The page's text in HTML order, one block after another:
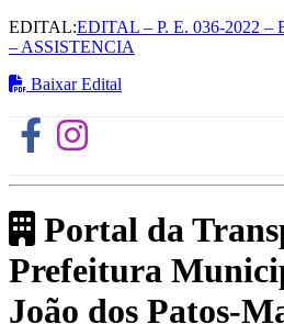
EDITAL:EDITAL – P. E. 036-2022 –
– ASSISTENCIA
Baixar Edital
Portal da
Prefeitura
João dos Patos-